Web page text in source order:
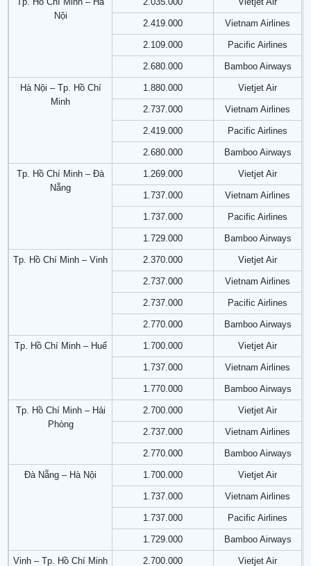
Nội
2.419.000 Vietnam Airlines
2.109.000 Pacific Airlines
2.680.000 Bamboo Airways
Hà Nội – Tp. Hồ Chí
Minh
1.880.000 Vietjet Air
2.737.000 Vietnam Airlines
2.419.000 Pacific Airlines
2.680.000 Bamboo Airways
Tp. Hồ Chí Minh – Đà
Nẵng
1.269.000 Vietjet Air
1.737.000 Vietnam Airlines
1.737.000 Pacific Airlines
1.729.000 Bamboo Airways
Tp. Hồ Chí Minh – Vinh 2.370.000 Vietjet Air
2.737.000 Vietnam Airlines
2.737.000 Pacific Airlines
2.770.000 Bamboo Airways
Tp. Hồ Chí Minh – Huế 1.700.000 Vietjet Air
1.737.000 Vietnam Airlines
1.770.000 Bamboo Airways
Tp. Hồ Chí Minh – Hải
Phòng
2.700.000 Vietjet Air
2.737.000 Vietnam Airlines
2.770.000 Bamboo Airways
Đà Nẵng – Hà Nội 1.700.000 Vietjet Air
1.737.000 Vietnam Airlines
1.737.000 Pacific Airlines
1.729.000 Bamboo Airways
Vinh – Tp. Hồ Chí Minh 2.700.000 Vietjet Air